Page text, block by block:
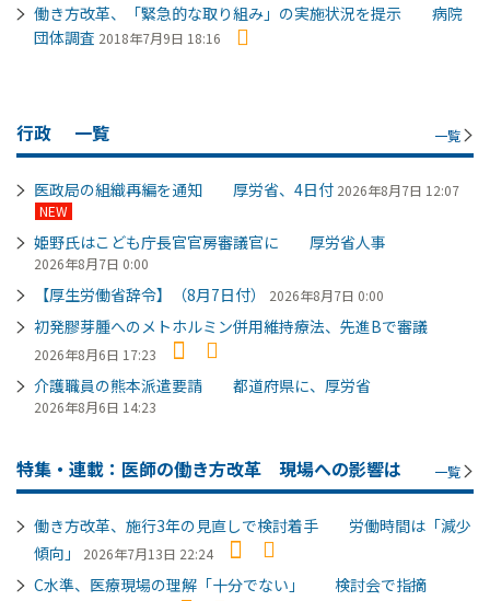
働き方改革、「緊急的な取り組み」の実施状況を提示 病院
団体調査 2018年7月9日 18:16
行政 一覧 一覧
医政局の組織再編を通知 厚労省、4日付 2026年8月7日 12:07
NEW
姫野氏はこども庁長官官房審議官に 厚労省人事
2026年8月7日 0:00
【厚生労働省辞令】（8月7日付） 2026年8月7日 0:00
初発膠芽腫へのメトホルミン併用維持療法、先進Bで審議
2026年8月6日 17:23
介護職員の熊本派遣要請 都道府県に、厚労省
2026年8月6日 14:23
特集・連載：医師の働き方改革 現場への影響は 一覧
働き方改革、施行3年の見直しで検討着手 労働時間は「減少
傾向」
2026年7月13日 22:24
C水準、医療現場の理解「十分でない」 検討会で指摘